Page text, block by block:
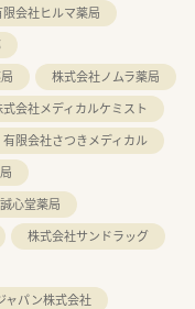
限会社ヒルマ薬局
株式会社ノムラ薬局
式会社メディカルケミスト
有限会社さつきメディカル
心堂薬局
株式会社サンドラッグ
ャパン株式会社